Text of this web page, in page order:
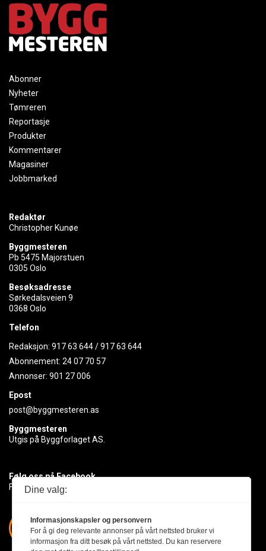
Abonner
Nyheter
Tømreren
Reportasje
Produkter
Kommentarer
Magasiner
Jobbmarked
Redaktør
Christopher Kunøe
Byggmesteren
Pb 5475 Majorstuen
0305 Oslo
Besøksadresse
Sørkedalsveien 9
0368 Oslo
Telefon
Redaksjon: 917 63 644/917 63 644
Abonnement: 24 07 70 57
Annonser: 901 27 006
Epost
post@byggmesteren.as
Byggmesteren
Utgis på Byggforlaget AS.
Følg oss på Facebook
Få med deg det siste innen byggebransjen
Dine valg:
Informasjonskapsler og personvern
For å gi deg relevante annonser på vårt nettsted bruker vi
informasjon fra ditt besøk på vårt nettsted. Du kan reservere